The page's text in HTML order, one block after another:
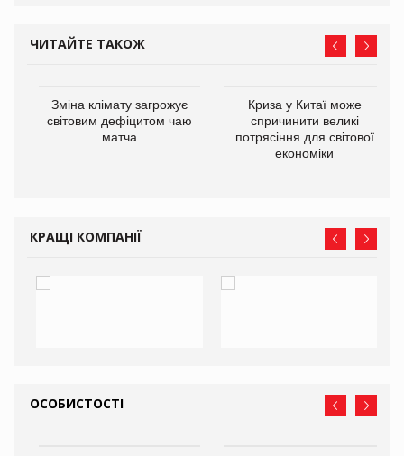
ЧИТАЙТЕ ТАКОЖ
Зміна клімату загрожує
світовим дефіцитом чаю
матча
Криза у Китаї може
спричинити великі
потрясіння для світової
економіки
КРАЩІ КОМПАНІЇ
ОСОБИСТОСТІ